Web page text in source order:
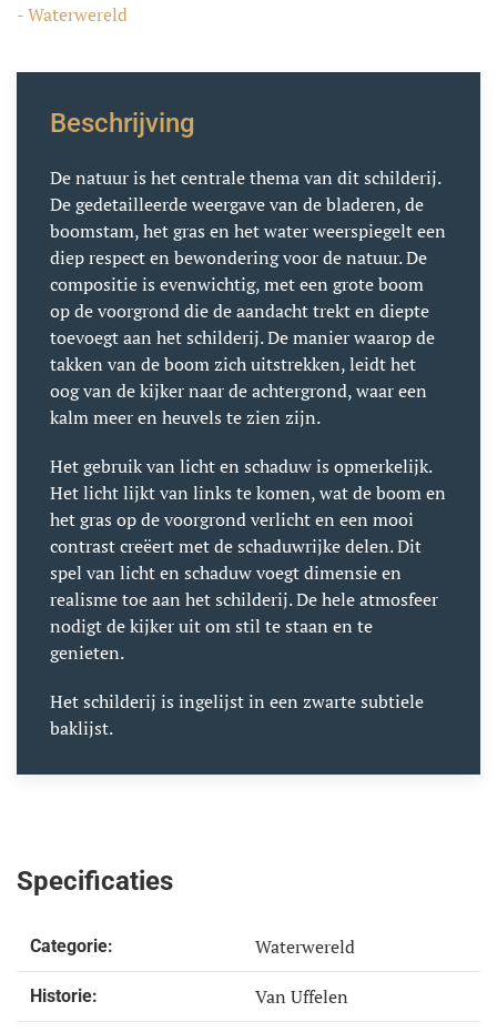
- Waterwereld
Beschrijving
De natuur is het centrale thema van dit schilderij.
De gedetailleerde weergave van de bladeren, de
boomstam, het gras en het water weerspiegelt een
diep respect en bewondering voor de natuur. De
compositie is evenwichtig, met een grote boom
op de voorgrond die de aandacht trekt en diepte
toevoegt aan het schilderij. De manier waarop de
takken van de boom zich uitstrekken, leidt het
oog van de kijker naar de achtergrond, waar een
kalm meer en heuvels te zien zijn.
Het gebruik van licht en schaduw is opmerkelijk.
Het licht lijkt van links te komen, wat de boom en
het gras op de voorgrond verlicht en een mooi
contrast creëert met de schaduwrijke delen. Dit
spel van licht en schaduw voegt dimensie en
realisme toe aan het schilderij. De hele atmosfeer
nodigt de kijker uit om stil te staan en te
genieten.
Het schilderij is ingelijst in een zwarte subtiele
baklijst.
Specificaties
Categorie: Waterwereld
Historie: Van Uffelen